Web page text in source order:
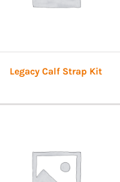
Legacy Calf Strap Kit